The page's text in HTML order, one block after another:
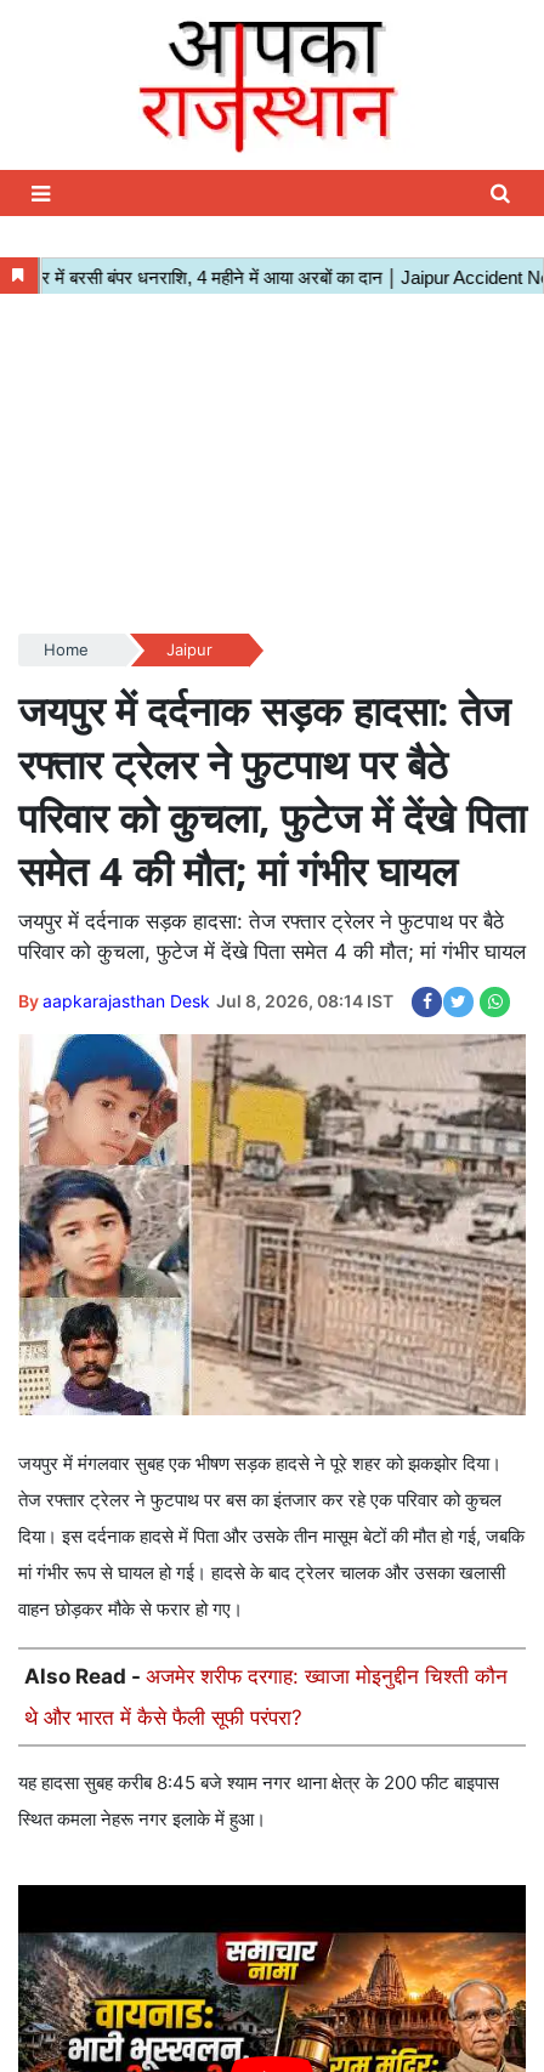
Home Jaipur
जयपुर में दर्दनाक सड़क हादसा: तेज
रफ्तार ट्रेलर ने फुटपाथ पर बैठे
परिवार को कुचला, फुटेज में देंखे पिता
समेत 4 की मौत; मां गंभीर घायल
जयपुर में दर्दनाक सड़क हादसा: तेज रफ्तार ट्रेलर ने फुटपाथ पर बैठे
परिवार को कुचला, फुटेज में देंखे पिता समेत 4 की मौत; मां गंभीर घायल
Byaapkarajasthan Desk Jul 8, 2026, 08:14 IST
जयपुर में मंगलवार सुबह एक भीषण सड़क हादसे ने पूरे शहर को झकझोर दिया।
तेज रफ्तार ट्रेलर ने फुटपाथ पर बस का इंतजार कर रहे एक परिवार को कुचल
दिया। इस दर्दनाक हादसे में पिता और उसके तीन मासूम बेटों की मौत हो गई, जबकि
मां गंभीर रूप से घायल हो गई। हादसे के बाद ट्रेलर चालक और उसका खलासी
वाहन छोड़कर मौके से फरार हो गए।
Also Read - अजमेर शरीफ दरगाह: ख्वाजा मोइनुद्दीन चिश्ती कौन
थे और भारत में कैसे फैली सूफी परंपरा?
यह हादसा सुबह करीब 8:45 बजे श्याम नगर थाना क्षेत्र के 200 फीट बाइपास
स्थित कमला नेहरू नगर इलाके में हुआ।